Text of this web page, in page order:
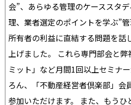
会”、あらゆる管理のケーススタ
理、業者選定のポイントを学ぶ”
所有者の利益に直結する問題を話
上げました。 これら専門部会と
ミット」など月間1回以上セミナ
ろん、「不動産経営者倶楽部」会
参加いただけます。 また、もうひ